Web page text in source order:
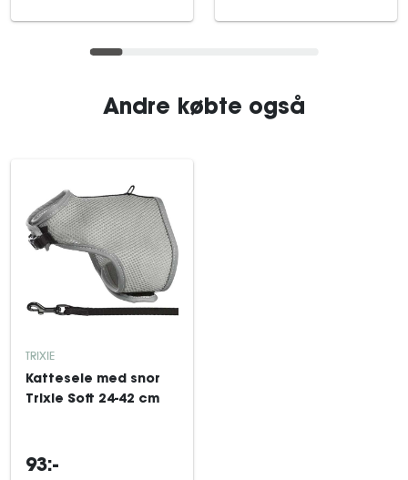
Andre købte også
TRIXIE
Kattesele med snor
Trixie Soft 24-42 cm
93:-